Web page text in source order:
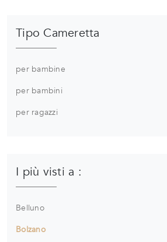
Tipo Cameretta
per bambine
per bambini
per ragazzi
I più visti a :
Belluno
Bolzano